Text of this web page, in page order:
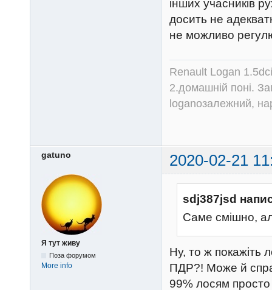
інших учасників
досить не
не можливо
Renault Logan
2.домашній поні.
loganозалежний,
gatuno 2020-02-21
Я тут живу
Поза форумом
More info
sdj387jsd
Саме смішно,
Ну, то ж покажіть
ПДР?! Може й
99% лосям